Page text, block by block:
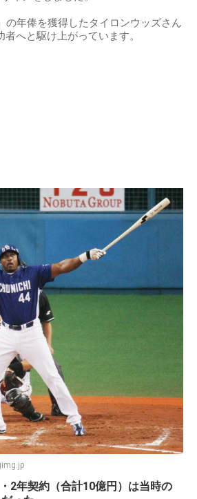
の年俸を獲得したタイロンウッズさん
へと駆け上がっています。
2年契約（合計10億円）は当時の